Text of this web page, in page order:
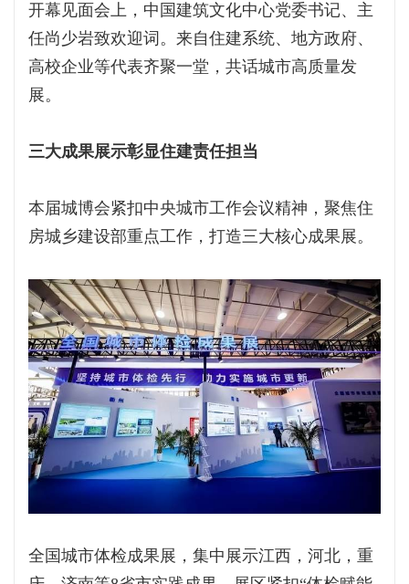
开幕见面会上，中国建筑文化中心党委书记、主
任尚少岩致欢迎词。来自住建系统、地方政府、
高校企业等代表齐聚一堂，共话城市高质量发
展。
三大成果展示彰显住建责任担当
本届城博会紧扣中央城市工作会议精神，聚焦住
房城乡建设部重点工作，打造三大核心成果展。
全国城市体检成果展，集中展示江西，河北，重